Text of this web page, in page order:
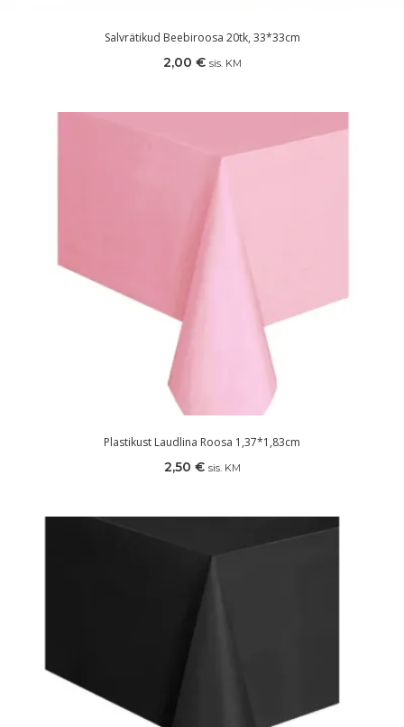
Salvrätikud Beebiroosa 20tk, 33*33cm
2,00 € sis. KM
Plastikust Laudlina Roosa 1,37*1,83cm
2,50 € sis. KM